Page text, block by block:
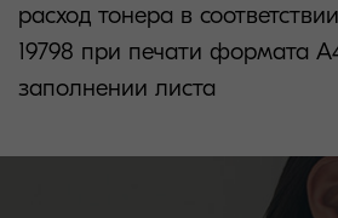
расход тонера в
19798 при печати формата
заполнении листа